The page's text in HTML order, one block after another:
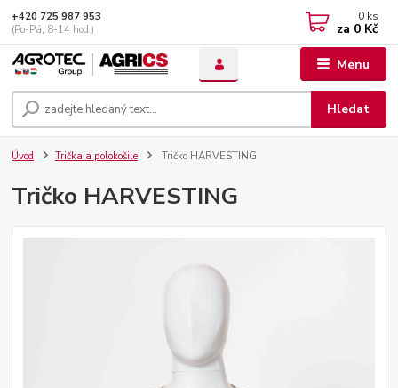
Menu
Hledat
+420 725 987 953
(Po-Pá, 8-14 hod.)
0 ks
za 0 Kč
Úvod Trička a polokošile Tričko HARVESTING
Tričko HARVESTING